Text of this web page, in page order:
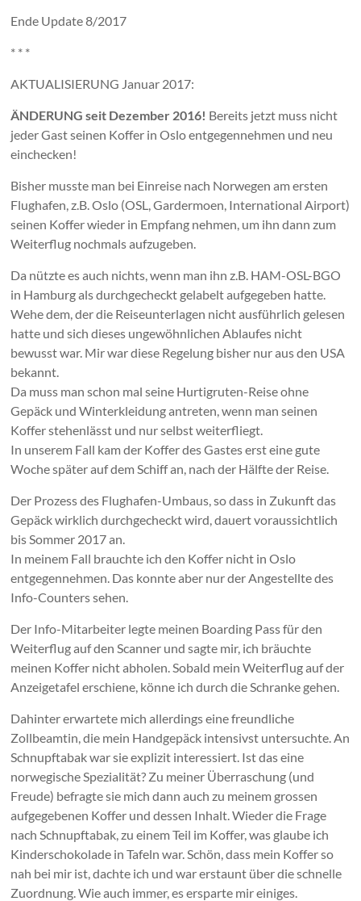
Ende Update 8/2017
* * *
AKTUALISIERUNG Januar 2017:
ÄNDERUNG seit Dezember 2016! Bereits jetzt muss nicht
jeder Gast seinen Koffer in Oslo entgegennehmen und neu
einchecken!
Bisher musste man bei Einreise nach Norwegen am ersten
Flughafen, z.B. Oslo (OSL, Gardermoen, International Airport)
seinen Koffer wieder in Empfang nehmen, um ihn dann zum
Weiterflug nochmals aufzugeben.
Da nützte es auch nichts, wenn man ihn z.B. HAM-OSL-BGO
in Hamburg als durchgecheckt gelabelt aufgegeben hatte.
Wehe dem, der die Reiseunterlagen nicht ausführlich gelesen
hatte und sich dieses ungewöhnlichen Ablaufes nicht
bewusst war. Mir war diese Regelung bisher nur aus den USA
bekannt.
Da muss man schon mal seine Hurtigruten-Reise ohne
Gepäck und Winterkleidung antreten, wenn man seinen
Koffer stehenlässt und nur selbst weiterfliegt.
In unserem Fall kam der Koffer des Gastes erst eine gute
Woche später auf dem Schiff an, nach der Hälfte der Reise.
Der Prozess des Flughafen-Umbaus, so dass in Zukunft das
Gepäck wirklich durchgecheckt wird, dauert voraussichtlich
bis Sommer 2017 an.
In meinem Fall brauchte ich den Koffer nicht in Oslo
entgegennehmen. Das konnte aber nur der Angestellte des
Info-Counters sehen.
Der Info-Mitarbeiter legte meinen Boarding Pass für den
Weiterflug auf den Scanner und sagte mir, ich bräuchte
meinen Koffer nicht abholen. Sobald mein Weiterflug auf der
Anzeigetafel erschiene, könne ich durch die Schranke gehen.
Dahinter erwartete mich allerdings eine freundliche
Zollbeamtin, die mein Handgepäck intensivst untersuchte. An
Schnupftabak war sie explizit interessiert. Ist das eine
norwegische Spezialität? Zu meiner Überraschung (und
Freude) befragte sie mich dann auch zu meinem grossen
aufgegebenen Koffer und dessen Inhalt. Wieder die Frage
nach Schnupftabak, zu einem Teil im Koffer, was glaube ich
Kinderschokolade in Tafeln war. Schön, dass mein Koffer so
nah bei mir ist, dachte ich und war erstaunt über die schnelle
Zuordnung. Wie auch immer, es ersparte mir einiges.